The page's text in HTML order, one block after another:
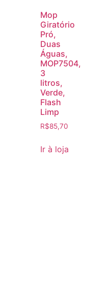
Mop
Giratório
Pró,
Duas
Águas,
MOP7504,
3
litros,
Verde,
Flash
Limp
R$85,70
Ir à loja